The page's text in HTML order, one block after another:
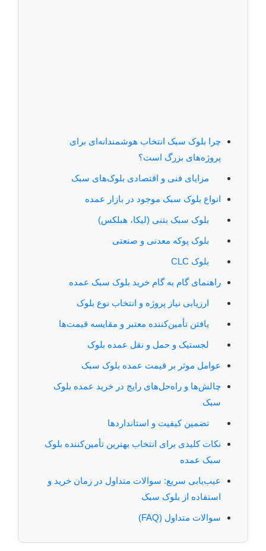
چرا بلوک سبک انتخاب هوشمندانه‌ای برای
پروژه‌های بزرگ است؟
مزایای فنی و اقتصادی بلوک‌های سبک
انواع بلوک سبک موجود در بازار عمده
بلوک سبک بتنی (لیکا، هبلکس)
بلوک پوکه معدنی و صنعتی
بلوک CLC
راهنمای گام به گام خرید بلوک سبک عمده
ارزیابی نیاز پروژه و انتخاب نوع بلوک
یافتن تأمین‌کننده معتبر و مقایسه قیمت‌ها
لجستیک و حمل و نقل عمده بلوک
عوامل موثر بر قیمت عمده بلوک سبک
چالش‌ها و راه‌حل‌های رایج در خرید عمده بلوک
سبک
تضمین کیفیت و استانداردها
نکات کلیدی برای انتخاب بهترین تأمین‌کننده بلوک
سبک عمده
عیب‌یابی سریع: سوالات متداول در زمان خرید و
استفاده از بلوک سبک
سوالات متداول (FAQ)